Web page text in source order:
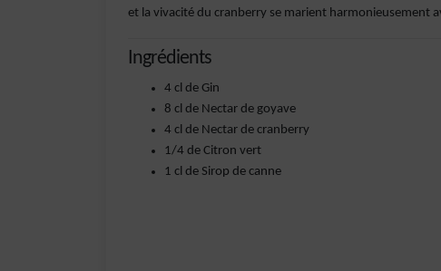
et la vivacité du cranberry se marient harmonieusement
Ingrédients
4 cl de Gin
8 cl de Nectar de goyave
4 cl de Nectar de cranberry
1/4 de Citron vert
1 cl de Sirop de canne